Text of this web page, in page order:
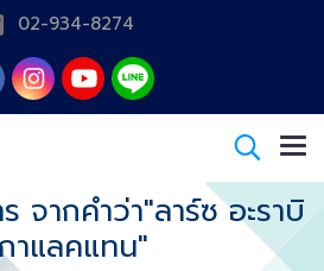
02-934-8274
จากคำว่า"ลาร์ซ อะราบิ
าแลคแทน"